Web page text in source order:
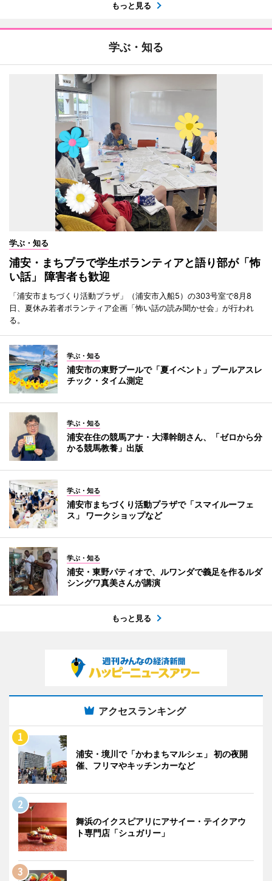
もっと見る
学ぶ・知る
学ぶ・知る
浦安・まちプラで学生ボランティアと語り部が「怖
い話」 障害者も歓迎
「浦安市まちづくり活動プラザ」（浦安市入船5）の303号室で8月8
日、夏休み若者ボランティア企画「怖い話の読み聞かせ会」が行われ
る。
学ぶ・知る
浦安市の東野プールで「夏イベント」プールアスレ
チック・タイム測定
学ぶ・知る
浦安在住の競馬アナ・大澤幹朗さん、「ゼロから分
かる競馬教養」出版
学ぶ・知る
浦安市まちづくり活動プラザで「スマイルーフェ
ス」 ワークショップなど
学ぶ・知る
浦安・東野パティオで、ルワンダで義足を作るルダ
シングワ真美さんが講演
もっと見る
アクセスランキング
浦安・境川で「かわまちマルシェ」 初の夜開
催、フリマやキッチンカーなど
舞浜のイクスピアリにアサイー・テイクアウ
ト専門店「シュガリー」